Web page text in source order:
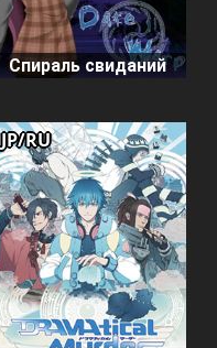
Спираль свиданий
JP/RU